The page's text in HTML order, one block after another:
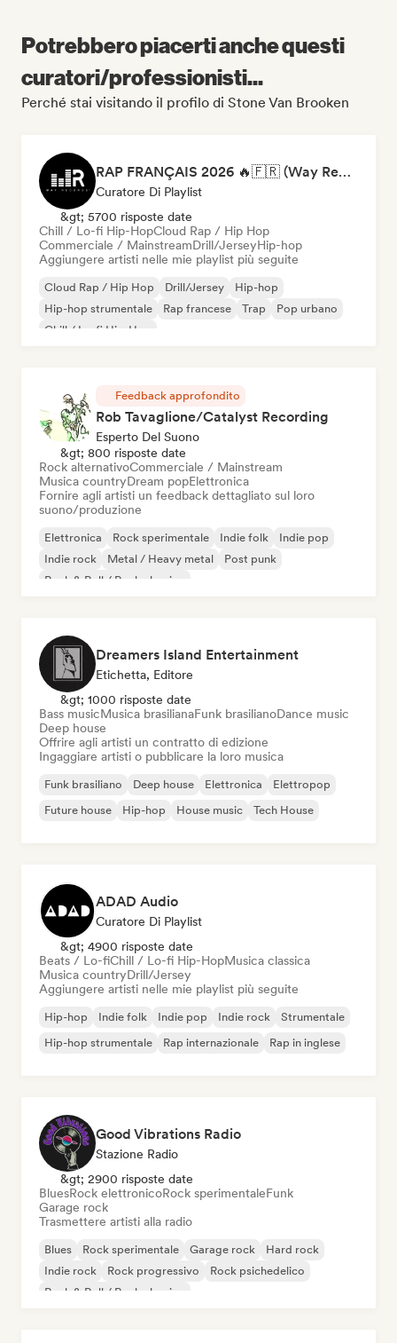
Potrebbero piacerti anche questi
curatori/professionisti...
Perché stai visitando il profilo di Stone Van Brooken
RAP FRANÇAIS 2026 🔥🇫🇷 (Way Records)
Curatore Di Playlist
&gt; 5700 risposte date
Chill / Lo-fi Hip-HopCloud Rap / Hip Hop
Commerciale / MainstreamDrill/JerseyHip-hop
Aggiungere artisti nelle mie playlist più seguite
Cloud Rap / Hip Hop Drill/Jersey
Hip-hop
Hip-hop strumentale
Rap francese Trap
Pop urbano
Chill / Lo-fi Hip-Hop
Feedback approfondito
Rob Tavaglione/Catalyst Recording
Esperto Del Suono
&gt; 800 risposte date
Rock alternativoCommerciale / Mainstream
Musica countryDream popElettronica
Fornire agli artisti un feedback dettagliato sul loro
suono/produzione
Elettronica Rock sperimentale Indie folk
Indie pop
Indie rock
Metal / Heavy metal
Post punk
Rock & Roll / Rock classico
Dreamers Island Entertainment
Etichetta, Editore
&gt; 1000 risposte date
Bass musicMusica brasilianaFunk brasilianoDance music
Deep house
Offrire agli artisti un contratto di edizione
Ingaggiare artisti o pubblicare la loro musica
Funk brasiliano Deep house Elettronica
Elettropop
Future house
Hip-hop House music Tech House
ADAD Audio
Curatore Di Playlist
&gt; 4900 risposte date
Beats / Lo-fiChill / Lo-fi Hip-HopMusica classica
Musica countryDrill/Jersey
Aggiungere artisti nelle mie playlist più seguite
Hip-hop Indie folk Indie pop Indie rock
Strumentale
Hip-hop strumentale
Rap internazionale Rap in inglese
Good Vibrations Radio
Stazione Radio
&gt; 2900 risposte date
BluesRock elettronicoRock sperimentaleFunk
Garage rock
Trasmettere artisti alla radio
Blues Rock sperimentale Garage rock
Hard rock
Indie rock
Rock progressivo
Rock psichedelico
Rock & Roll / Rock classico